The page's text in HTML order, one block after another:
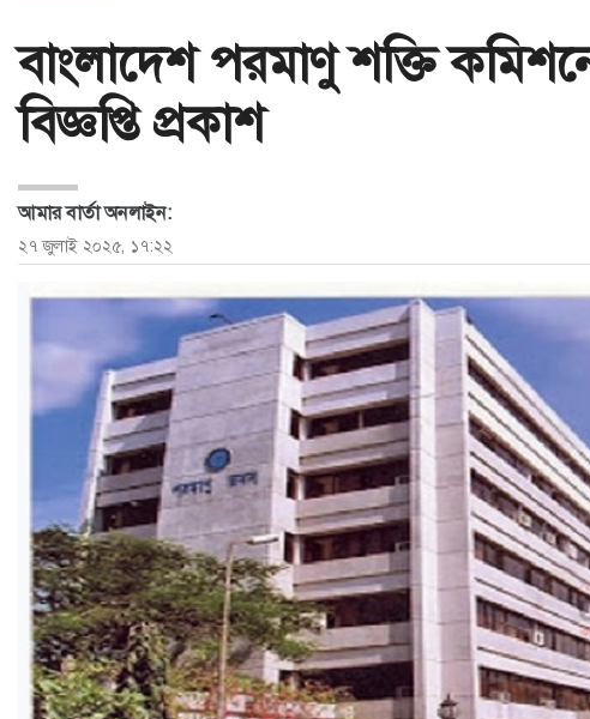
বিনোদন
খেলাধুলা
ধর্ম
ও
জীবন
মতামত
শিক্ষা
রাজধানী
আইন-
আদালত
ক্যাম্পাস
আজকের
পত্রিকা
ক্যারিয়ার
বাংলাদেশ পরমাণু শক্তি
বিজ্ঞপ্তি প্রকাশ
আমার বার্তা অনলাইন:
২৭ জুলাই ২০২৫, ১৭:২২